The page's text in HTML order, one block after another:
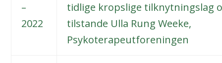
–
2022
tidlige kropslige tilknytningslag
tilstande Ulla Rung Weeke,
Psykoterapeutforeningen